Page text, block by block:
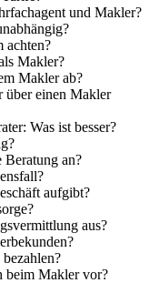
und Makler?
achten?
Makler?
Makler ab?
über einen Makler
Was ist besser?
an?
aufgibt?
aus?
beim Makler vor?